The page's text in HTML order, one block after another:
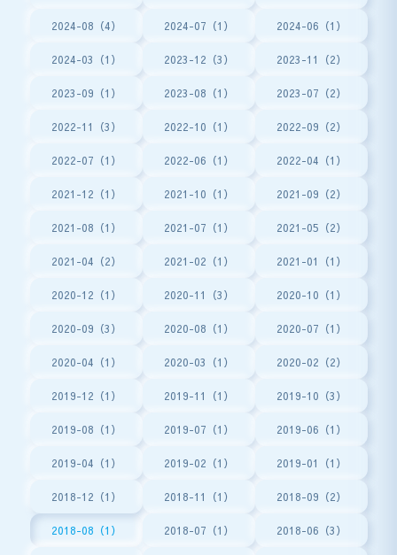
2024-08（4） 2024-07（1） 2024-06（1）
2024-03（1） 2023-12（3） 2023-11（2）
2023-09（1） 2023-08（1） 2023-07（2）
2022-11（3） 2022-10（1） 2022-09（2）
2022-07（1） 2022-06（1） 2022-04（1）
2021-12（1） 2021-10（1） 2021-09（2）
2021-08（1） 2021-07（1） 2021-05（2）
2021-04（2） 2021-02（1） 2021-01（1）
2020-12（1） 2020-11（3） 2020-10（1）
2020-09（3） 2020-08（1） 2020-07（1）
2020-04（1） 2020-03（1） 2020-02（2）
2019-12（1） 2019-11（1） 2019-10（3）
2019-08（1） 2019-07（1） 2019-06（1）
2019-04（1） 2019-02（1） 2019-01（1）
2018-12（1） 2018-11（1） 2018-09（2）
2018-08（1） 2018-07（1） 2018-06（3）